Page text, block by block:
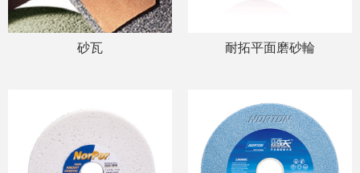
砂瓦 耐拓平面磨砂輪